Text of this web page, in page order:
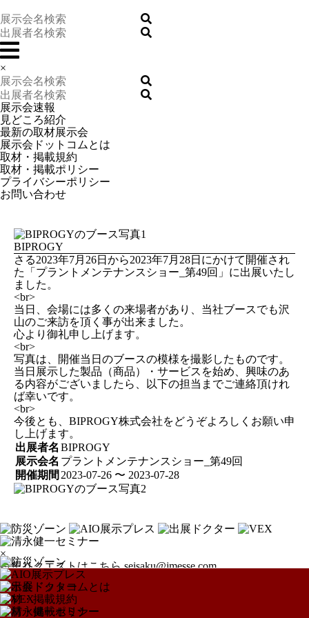
×
展示会速報
見どころ紹介
最新の取材展示会
展示会ドットコムとは
取材・掲載規約
取材・掲載ポリシー
プライバシーポリシー
お問い合わせ
BIPROGY
さる2023年7月26日から2023年7月28日にかけて開催され
た「プラントメンテナンスショー_第49回」に出展いたし
ました。
<br>
当日、会場には多くの来場者があり、当社ブースでも沢
山のご来訪を頂く事が出来ました。
心より御礼申し上げます。
<br>
写真は、開催当日のブースの模様を撮影したものです。
当日展示した製品（商品）・サービスを始め、興味のあ
る内容がございましたら、以下の担当までご連絡頂けれ
ば幸いです。
<br>
今後とも、BIPROGY株式会社をどうぞよろしくお願い申
し上げます。
出展者名 BIPROGY
展示会名 プラントメンテナンスショー_第49回
開催期間 2023-07-26 〜 2023-07-28
×
特集リクエストはこちらseisaku@jmesse.com
展示会ドットコムとは
取材・掲載規約
取材・掲載ポリシー